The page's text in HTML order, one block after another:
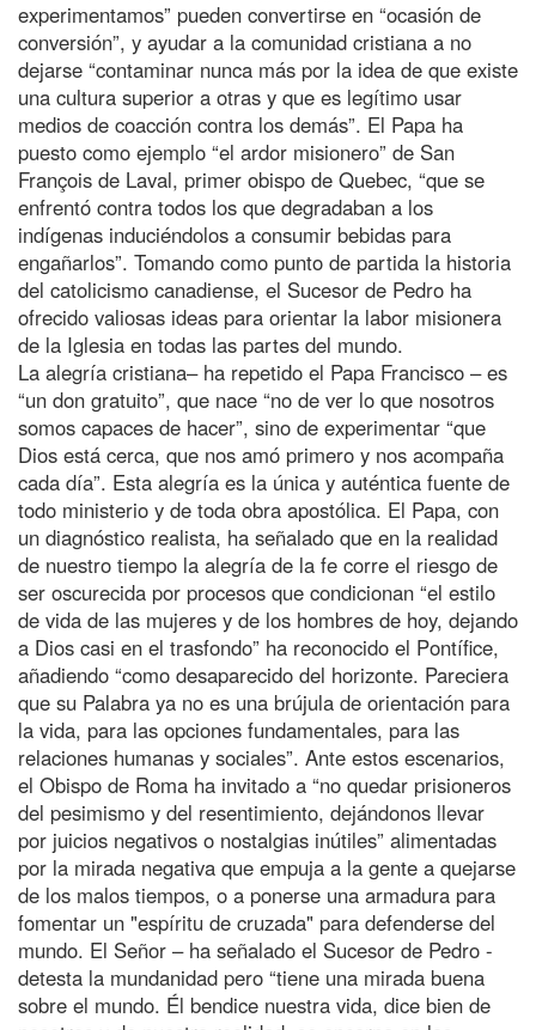
experimentamos” pueden convertirse en “ocasión de
conversión”, y ayudar a la comunidad cristiana a no
dejarse “contaminar nunca más por la idea de que existe
una cultura superior a otras y que es legítimo usar
medios de coacción contra los demás”. El Papa ha
puesto como ejemplo “el ardor misionero” de San
François de Laval, primer obispo de Quebec, “que se
enfrentó contra todos los que degradaban a los
indígenas induciéndolos a consumir bebidas para
engañarlos”. Tomando como punto de partida la historia
del catolicismo canadiense, el Sucesor de Pedro ha
ofrecido valiosas ideas para orientar la labor misionera
de la Iglesia en todas las partes del mundo.
La alegría cristiana– ha repetido el Papa Francisco – es
“un don gratuito”, que nace “no de ver lo que nosotros
somos capaces de hacer”, sino de experimentar “que
Dios está cerca, que nos amó primero y nos acompaña
cada día”. Esta alegría es la única y auténtica fuente de
todo ministerio y de toda obra apostólica. El Papa, con
un diagnóstico realista, ha señalado que en la realidad
de nuestro tiempo la alegría de la fe corre el riesgo de
ser oscurecida por procesos que condicionan “el estilo
de vida de las mujeres y de los hombres de hoy, dejando
a Dios casi en el trasfondo” ha reconocido el Pontífice,
añadiendo “como desaparecido del horizonte. Pareciera
que su Palabra ya no es una brújula de orientación para
la vida, para las opciones fundamentales, para las
relaciones humanas y sociales”. Ante estos escenarios,
el Obispo de Roma ha invitado a “no quedar prisioneros
del pesimismo y del resentimiento, dejándonos llevar
por juicios negativos o nostalgias inútiles” alimentadas
por la mirada negativa que empuja a la gente a quejarse
de los malos tiempos, o a ponerse una armadura para
fomentar un "espíritu de cruzada" para defenderse del
mundo. El Señor – ha señalado el Sucesor de Pedro -
detesta la mundanidad pero “tiene una mirada buena
sobre el mundo. Él bendice nuestra vida, dice bien de